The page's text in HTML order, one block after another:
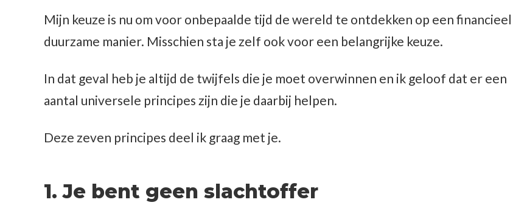
Mijn keuze is nu om voor onbepaalde tijd de wereld te ontdekken op een financieel
duurzame manier. Misschien sta je zelf ook voor een belangrijke keuze.
In dat geval heb je altijd de twijfels die je moet overwinnen en ik geloof dat er een
aantal universele principes zijn die je daarbij helpen.
Deze zeven principes deel ik graag met je.
1. Je bent geen slachtoffer